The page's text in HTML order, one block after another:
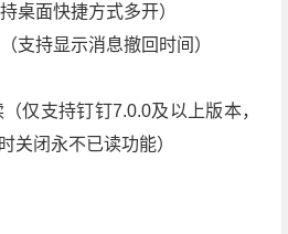
桌面快捷方式多开）
支持显示消息撤回时间）
仅支持钉钉7.0.0及以上版本，
关闭永不已读功能）